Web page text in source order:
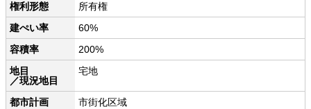
権利形態
所有権
建ぺい率
60%
容積率
200%
地目
／現況地目
宅地
都市計画
市街化区域